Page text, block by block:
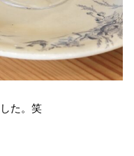
た。笑